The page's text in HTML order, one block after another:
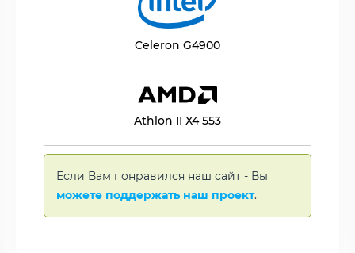
Celeron G4900
Athlon II X4 553
Если Вам понравился наш сайт - Вы
можете поддержать наш проект.